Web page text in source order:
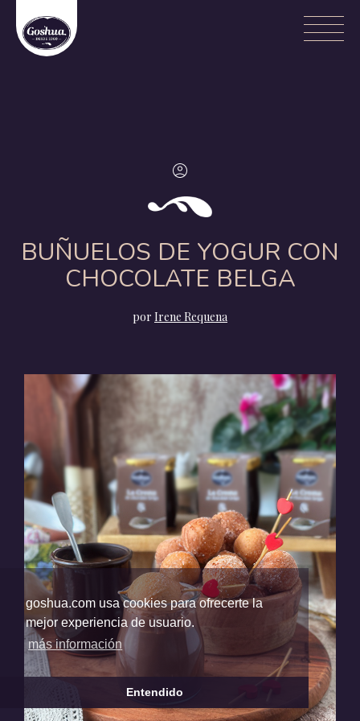
goshua.com usa cookies para ofrecerte la
mejor experiencia de usuario.
más información
Entendido
BUÑUELOS DE YOGUR CON
CHOCOLATE BELGA
por Irene Requena